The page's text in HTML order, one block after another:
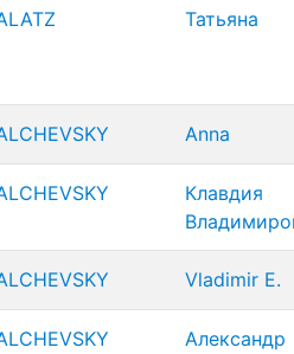
Татьяна
Anna
Клавдия
Vladimir E.
Александр